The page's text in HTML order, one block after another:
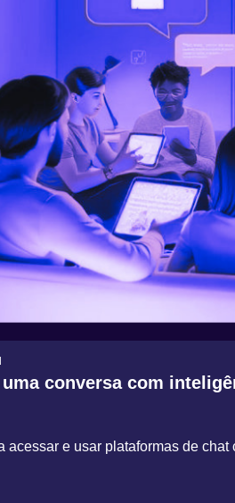
conversa com
acessar e usar plataformas de